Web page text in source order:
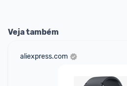
Veja também
aliexpress.com